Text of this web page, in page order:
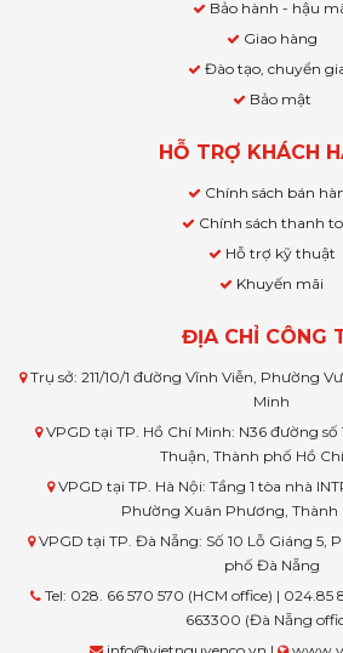
Bảo hành - hậu
Giao hàng
Đào tạo, chuyển
Bảo mật
HỖ TRỢ KHÁCH
Chính sách bán
Chính sách thanh
Hỗ trợ kỹ thuật
Khuyến mãi
ĐỊA CHỈ CÔNG
Trụ sở: 211/10/1 đường Vĩnh Viễn, Phường
Minh
VPGD tại TP. Hồ Chí Minh: N36 đường số
Thuận, Thành phố Hồ
VPGD tại TP. Hà Nội: Tầng 1 tòa nhà
Phường Xuân Phương, Thành
VPGD tại TP. Đà Nẵng: Số 10 Lỗ Giáng 5,
phố Đà Nẵng
Tel: 028. 66 570 570 (HCM office) | 024.85
663300 (Đà Nẵng